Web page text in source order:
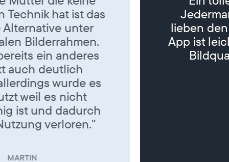
Jedermann. Meine Eltern
lieben den Bilderrahmen. Die
App ist leicht zu bedienen, die
Bildqualität ist super. "